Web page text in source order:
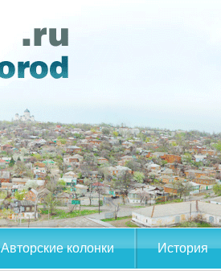
Авторские колонки История